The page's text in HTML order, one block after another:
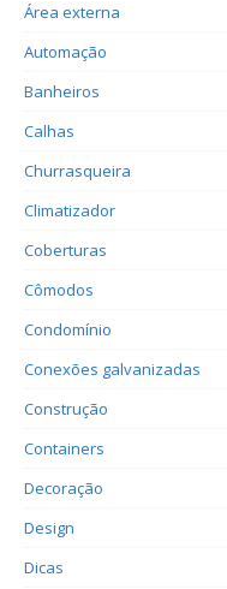
Área externa
Automação
Banheiros
Calhas
Churrasqueira
Climatizador
Coberturas
Cômodos
Condomínio
Conexões galvanizadas
Construção
Containers
Decoração
Design
Dicas